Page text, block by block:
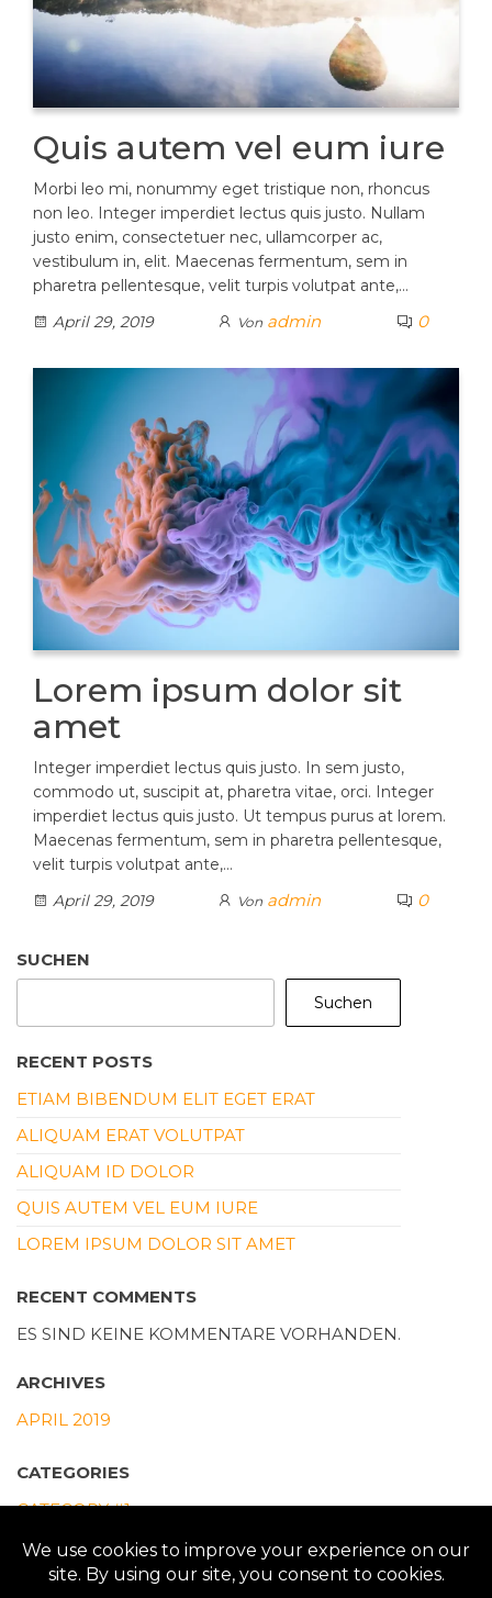
Quis autem vel eum iure
Morbi leo mi, nonummy eget tristique non, rhoncus
non leo. Integer imperdiet lectus quis justo. Nullam
justo enim, consectetuer nec, ullamcorper ac,
vestibulum in, elit. Maecenas fermentum, sem in
pharetra pellentesque, velit turpis volutpat ante,…
April 29, 2019
Von admin 0
Lorem ipsum dolor sit
amet
Integer imperdiet lectus quis justo. In sem justo,
commodo ut, suscipit at, pharetra vitae, orci. Integer
imperdiet lectus quis justo. Ut tempus purus at lorem.
Maecenas fermentum, sem in pharetra pellentesque,
velit turpis volutpat ante,…
April 29, 2019
Von admin 0
SUCHEN
Suchen
RECENT POSTS
ETIAM BIBENDUM ELIT EGET ERAT
ALIQUAM ERAT VOLUTPAT
ALIQUAM ID DOLOR
QUIS AUTEM VEL EUM IURE
LOREM IPSUM DOLOR SIT AMET
RECENT COMMENTS
ES SIND KEINE KOMMENTARE VORHANDEN.
ARCHIVES
APRIL 2019
CATEGORIES
CATEGORY #1
CATEGORY #2